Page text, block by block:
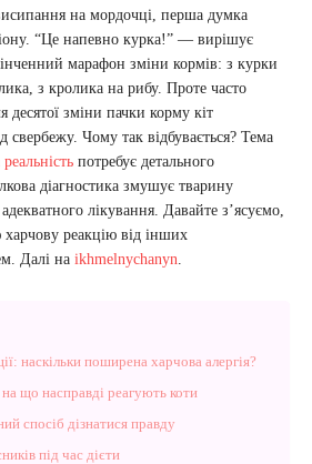
на мордочці, перша думка
“Це напевно курка!” — вирішує
марафон зміни кормів: з курки
з кролика на рибу. Проте часто
десятої зміни пачки корму кіт
свербежу. Чому так відбувається? Тема
потребує детального
діагностика змушує тварину
лікування. Давайте з’ясуємо,
реакцію від інших
Далі на ikhmelnychanyn.
наскільки поширена харчова алергія?
що насправді реагують коти
спосіб дізнатися правду
під час дієти